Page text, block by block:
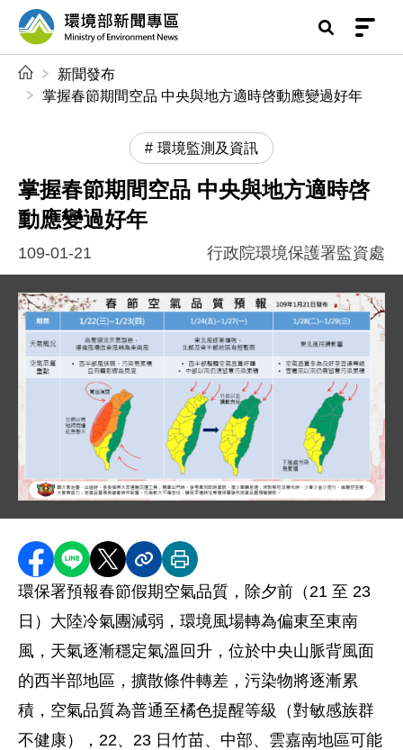
前往中央內容區塊
環境部新聞專區
新聞發布
掌握春節期間空品 中央與地方適時啓動應變過好年
環境監測及資訊
掌握春節期間空品 中央與地方適時啓
動應變過好年
109-01-21 行政院環境保護署監資處
1. 1/22 至 1/23：受高壓迴流影響，西半部風速弱易
2. 1/24 至 1/27：東北風增強，竹苗以北擴散良好，
3. 1/28 至 1/29：東北風持續影響，空品多為良好至
圖表下方附有呼籲民眾多搭乘大眾運輸、減少車輛怠
分享至 Facebook
分享到 LINE
分享到 X分享內容連結
列印本頁
環保署預報春節假期空氣品質，除夕前（21 至 23
日）大陸冷氣團減弱，環境風場轉為偏東至東南
風，天氣逐漸穩定氣溫回升，位於中央山脈背風面
的西半部地區，擴散條件轉差，污染物將逐漸累
積，空氣品質為普通至橘色提醒等級（對敏感族群
不健康），22、23 日竹苗、中部、雲嘉南地區可能